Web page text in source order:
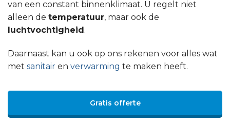
van een constant binnenklimaat. U regelt niet
alleen de temperatuur, maar ook de
luchtvochtigheid.
Daarnaast kan u ook op ons rekenen voor alles wat
met sanitair en verwarming te maken heeft.
Gratis offerte